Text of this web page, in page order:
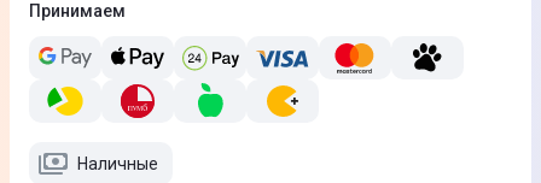
Принимаем
Наличные